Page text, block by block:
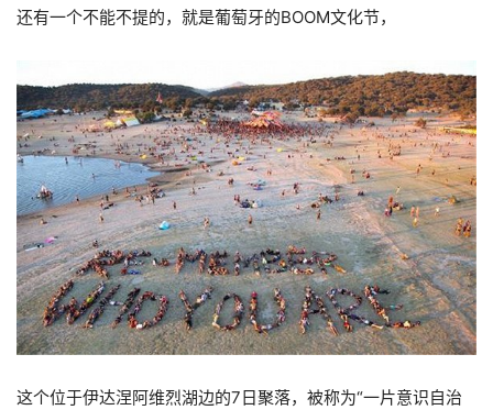
还有一个不能不提的，就是葡萄牙的BOOM文化节，
这个位于伊达涅阿维烈湖边的7日聚落，被称为“一片意识自治